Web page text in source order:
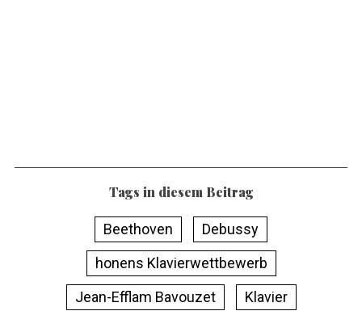
Tags in diesem Beitrag
Beethoven
Debussy
honens Klavierwettbewerb
Jean-Efflam Bavouzet
Klavier